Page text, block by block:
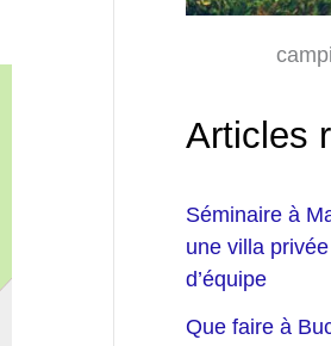
Articles
Séminaire à
une villa
d’équipe
Que faire à